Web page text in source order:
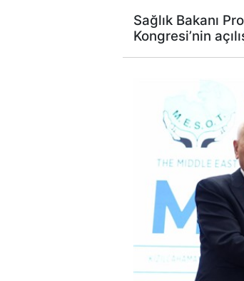
Sağlık Bakanı
Kongresi’nin